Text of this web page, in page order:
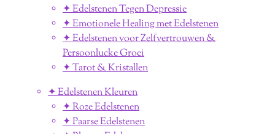
✦ Edelstenen Tegen Depressie
✦ Emotionele Healing met Edelstenen
✦ Edelstenen voor Zelfvertrouwen &
Persoonlucke Groei
✦ Tarot & Kristallen
✦ Edelstenen Kleuren
✦ Roze Edelstenen
✦ Paarse Edelstenen